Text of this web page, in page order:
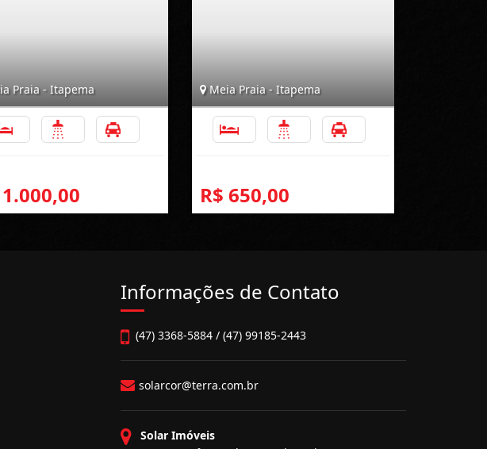
Praia - Itapema Meia Praia - Itapema
R$ 650,00
Informações de Contato
(47) 3368-5884 / (47) 99185-2443
solarcor@terra.com.br
Solar Imóveis